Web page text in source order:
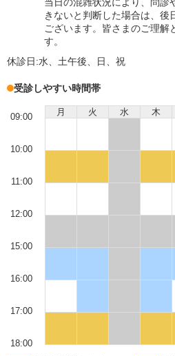
きないと判断した場合は、後
ございます。皆さまのご理解
す。
休診日:水、土午後、日、祝
受診しやすい時間帯
月 火 水 木
09:00
10:00
11:00
12:00
15:00
16:00
17:00
18:00